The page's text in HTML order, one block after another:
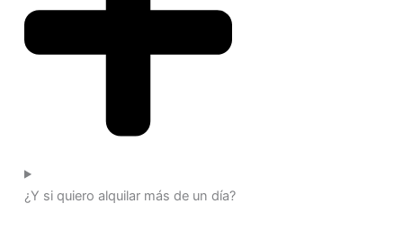
¿Y si quiero alquilar más de un día?